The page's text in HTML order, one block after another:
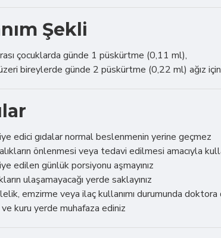
Şekli
çocuklarda günde 1 püskürtme (0,11 ml),
bireylerde günde 2 püskürtme (0,22 ml) ağız
edici gıdalar normal beslenmenin yerine geçmez
önlenmesi veya tedavi edilmesi amacıyla
edilen günlük porsiyonu aşmayınız
ulaşamayacağı yerde saklayınız
emzirme veya ilaç kullanımı durumunda doktora
kuru yerde muhafaza ediniz